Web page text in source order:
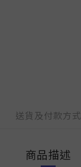
送貨及付款方式
商品描述